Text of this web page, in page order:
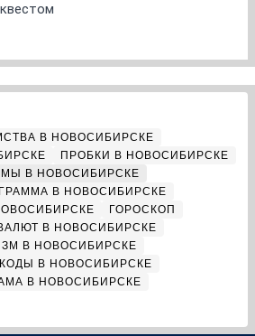
В НОВОСИБИРСКЕ
ПРОБКИ В НОВОСИБИРСКЕ
В НОВОСИБИРСКЕ
В НОВОСИБИРСКЕ
ГОРОСКОП
В НОВОСИБИРСКЕ
В НОВОСИБИРСКЕ
В НОВОСИБИРСКЕ
В НОВОСИБИРСКЕ